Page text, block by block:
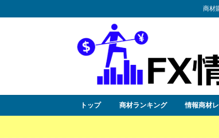
商材
トップ 商材ランキング 情報商材